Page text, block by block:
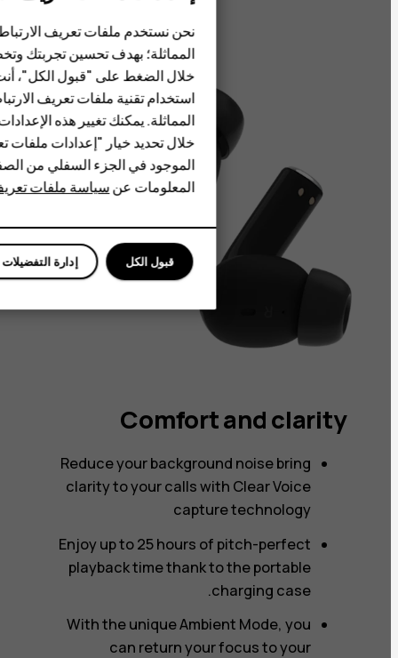
HMD Terra M
HMD Watch
للأعمال
Comfort and clarity
Reduce your background noise bring
clarity to your calls with Clear Voice
capture technology
Enjoy up to 25 hours of pitch-perfect
playback time thank to the portable
charging case.
With the unique Ambient Mode, you
can return your focus to your
نحن نستخدم ملفات تعريف الارتباط
المماثلة؛ بهدف تحسين تجربتك
خلال الضغط على "قبول الكل"،
استخدام تقنية ملفات تعريف
المماثلة. يمكنك تغيير هذه
خلال تحديد خيار "إعدادات ملفات
الموجود في الجزء السفلي من
المعلومات عنسياسة ملفات تعريف
إدارة التفضيلات قبول الكل